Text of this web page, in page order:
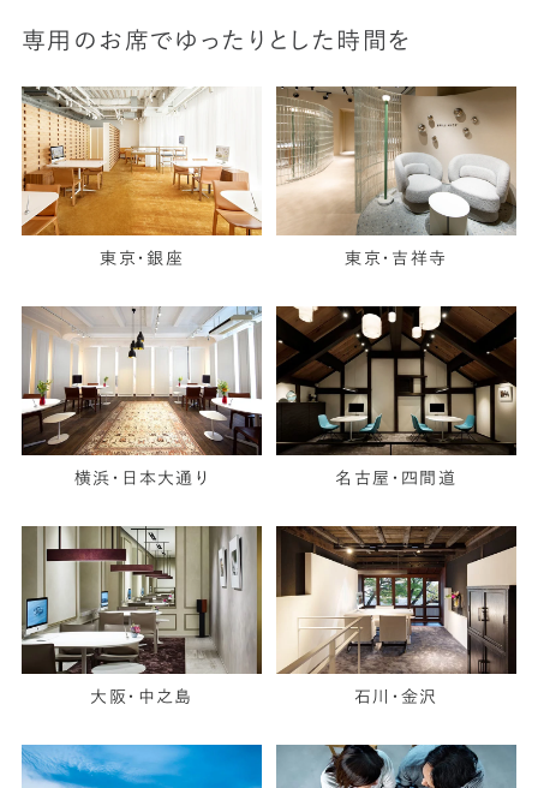
専用のお席でゆったりとした時間を
東京・銀座 東京・吉祥寺
横浜・日本大通り 名古屋・四間道
大阪・中之島 石川・金沢